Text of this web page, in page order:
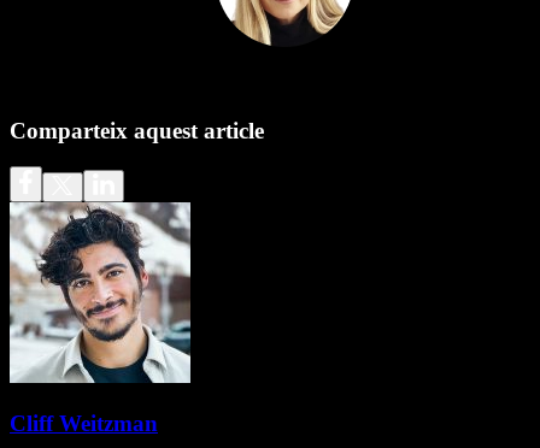
Comparteix aquest article
Cliff Weitzman